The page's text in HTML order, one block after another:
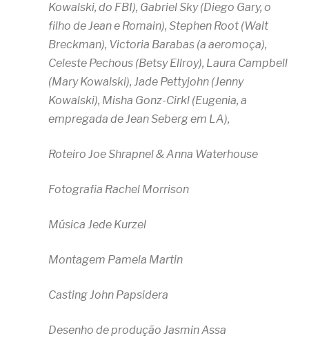
Kowalski, do FBI), Gabriel Sky (Diego Gary, o
filho de Jean e Romain), Stephen Root (Walt
Breckman), Victoria Barabas (a aeromoça),
Celeste Pechous (Betsy Ellroy), Laura Campbell
(Mary Kowalski), Jade Pettyjohn (Jenny
Kowalski), Misha Gonz-Cirkl (Eugenia, a
empregada de Jean Seberg em LA),
Roteiro Joe Shrapnel & Anna Waterhouse
Fotografia Rachel Morrison
Música Jede Kurzel
Montagem Pamela Martin
Casting John Papsidera
Desenho de produção Jasmin Assa